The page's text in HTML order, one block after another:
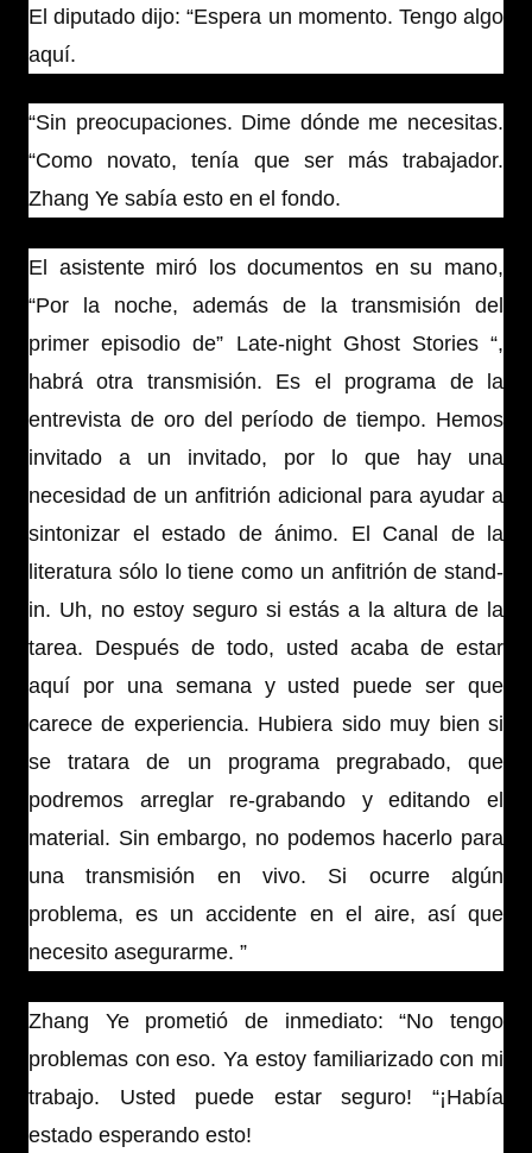
El diputado dijo: “Espera un momento. Tengo algo
aquí.
“Sin preocupaciones. Dime dónde me necesitas.
“Como novato, tenía que ser más trabajador.
Zhang Ye sabía esto en el fondo.
El asistente miró los documentos en su mano,
“Por la noche, además de la transmisión del
primer episodio de” Late-night Ghost Stories “,
habrá otra transmisión. Es el programa de la
entrevista de oro del período de tiempo. Hemos
invitado a un invitado, por lo que hay una
necesidad de un anfitrión adicional para ayudar a
sintonizar el estado de ánimo. El Canal de la
literatura sólo lo tiene como un anfitrión de stand-
in. Uh, no estoy seguro si estás a la altura de la
tarea. Después de todo, usted acaba de estar
aquí por una semana y usted puede ser que
carece de experiencia. Hubiera sido muy bien si
se tratara de un programa pregrabado, que
podremos arreglar re-grabando y editando el
material. Sin embargo, no podemos hacerlo para
una transmisión en vivo. Si ocurre algún
problema, es un accidente en el aire, así que
necesito asegurarme. ”
Zhang Ye prometió de inmediato: “No tengo
problemas con eso. Ya estoy familiarizado con mi
trabajo. Usted puede estar seguro! “¡Había
estado esperando esto!